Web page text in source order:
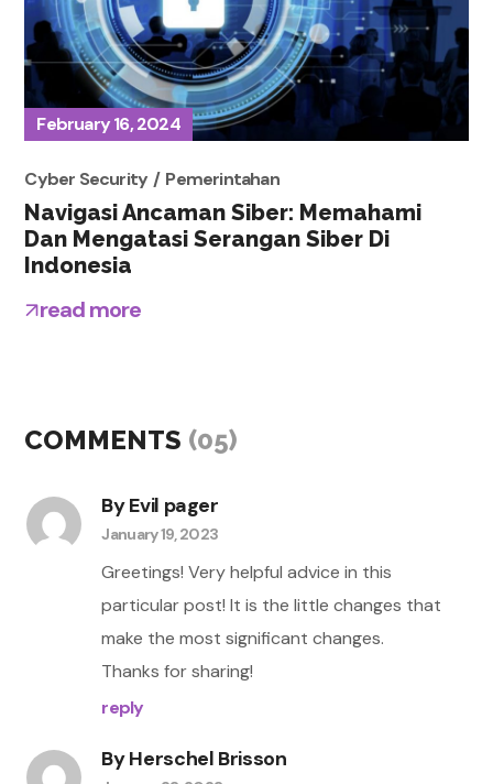
February 16, 2024
Cyber Security Pemerintahan
Navigasi Ancaman Siber: Memahami
Dan Mengatasi Serangan Siber Di
Indonesia
read more
COMMENTS (05)
ByEvil pager
January 19, 2023
Greetings! Very helpful advice in this
particular post! It is the little changes that
make the most significant changes.
Thanks for sharing!
reply
ByHerschel Brisson